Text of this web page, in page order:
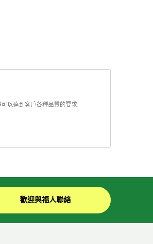
以達到客戶各種品質的要求.
歡迎與福人聯絡